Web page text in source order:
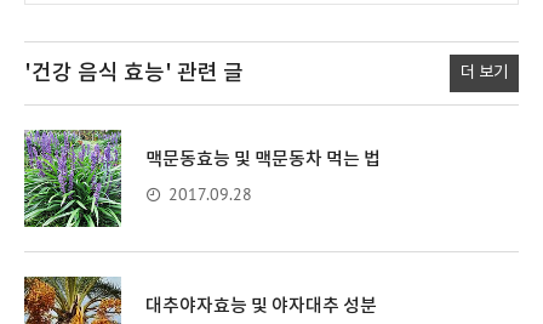
'건강 음식 효능' 관련 글 더 보기
맥문동효능 및 맥문동차 먹는 법
2017.09.28
대추야자효능 및 야자대추 성분